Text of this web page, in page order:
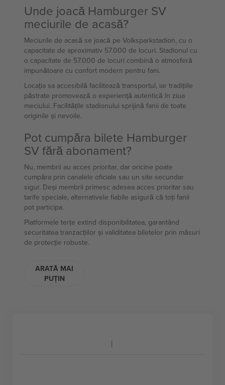
Unde joacă Hamburger SV
meciurile de acasă?
Meciurile de acasă se joacă pe Volksparkstadion, cu o
capacitate de aproximativ 57.000 de locuri. Stadionul cu
o capacitate de 57.000 de locuri combină o atmosferă
impunătoare cu confort modern pentru fani.
Locația sa accesibilă facilitează transportul, iar tradițiile
păstrate promovează o experiență autentică în ziua
meciului. Facilitățile stadionului sprijină fanii de toate
originile și nevoile.
Pot cumpăra bilete Hamburger
SV fără abonament?
Nu, membrii au acces prioritar, dar oricine poate
cumpăra prin canalele oficiale sau un site secundar
sigur. Deși membrii primesc adesea acces prioritar sau
tarife speciale, alternativele fiabile asigură că toți fanii
pot participa.
Platformele terțe extind disponibilitatea, garantând
securitatea tranzacțiilor și validitatea biletelor prin măsuri
de protecție robuste.
ARATĂ MAI
PUȚIN